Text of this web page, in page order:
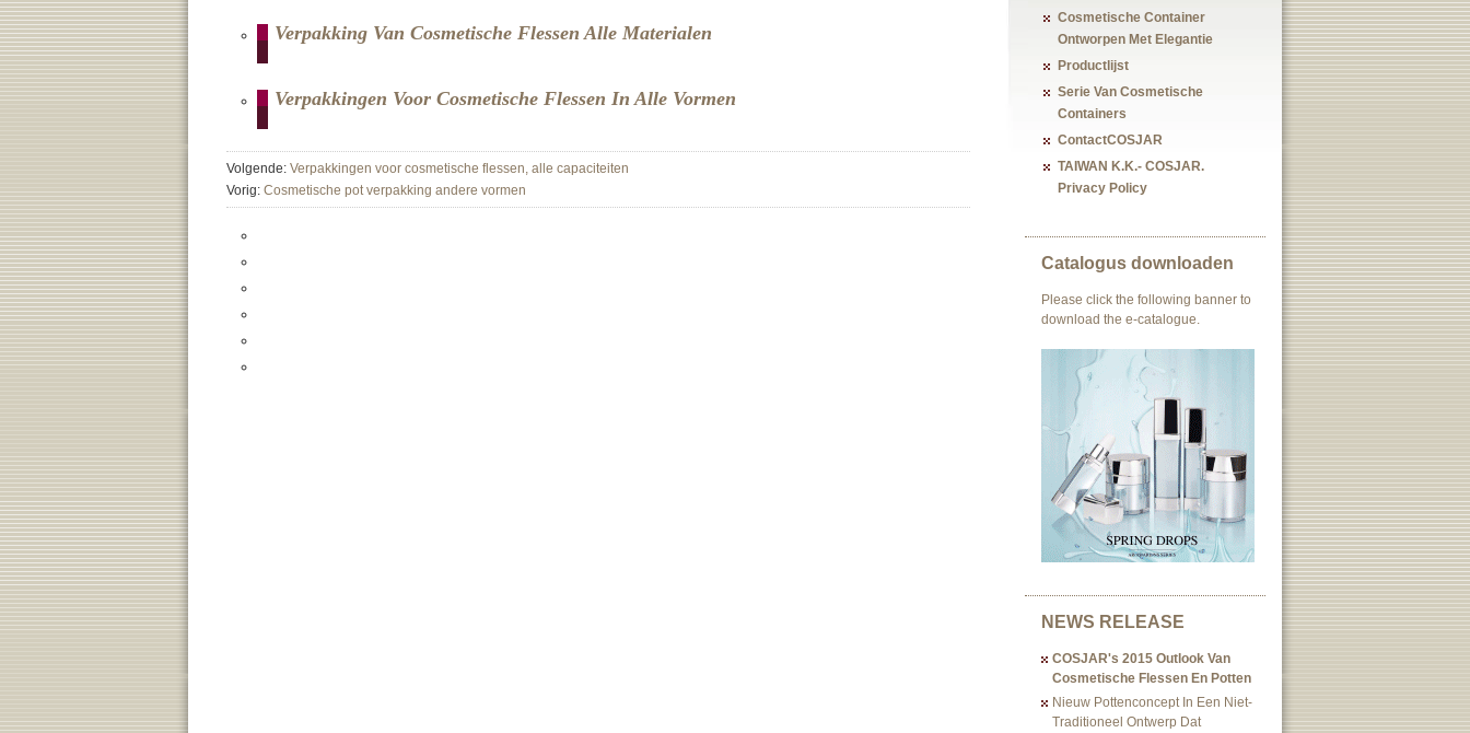
Verpakking Van Cosmetische Flessen Alle Materialen
Verpakkingen Voor Cosmetische Flessen In Alle Vormen
Volgende: Verpakkingen voor cosmetische flessen, alle capaciteiten
Vorig: Cosmetische pot verpakking andere vormen
Cosmetische Container
Ontworpen Met Elegantie
Productlijst
Serie Van Cosmetische
Containers
ContactCOSJAR
TAIWAN K.K.- COSJAR.
Privacy Policy
Catalogus downloaden
Please click the following banner to
download the e-catalogue.
NEWS RELEASE
COSJAR's 2015 Outlook Van
Cosmetische Flessen En Potten
Nieuw Pottenconcept In Een Niet-
Traditioneel Ontwerp Dat